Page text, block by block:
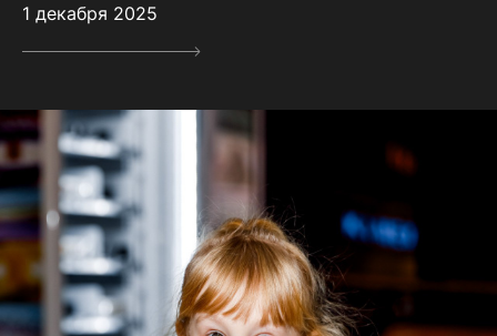
1 декабря 2025